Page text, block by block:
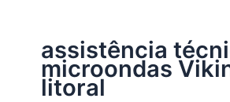
assistência
microondas
litoral